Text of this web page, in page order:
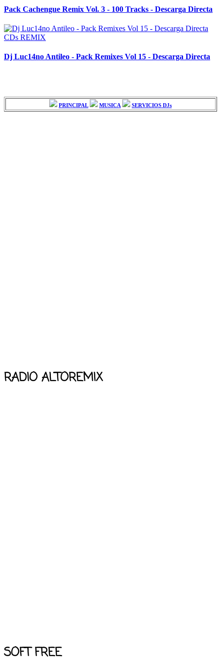
Pack Cachengue Remix Vol. 3 - 100 Tracks - Descarga Directa
CDs REMIX
Dj Luc14no Antileo - Pack Remixes Vol 15 - Descarga Directa
PRINCIPAL MUSICA SERVICIOS DJs
RADIO ALTOREMIX
SOFT FREE